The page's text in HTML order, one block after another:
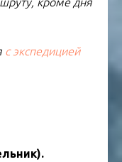
с экспедицией